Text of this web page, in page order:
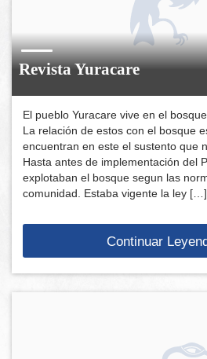
Revista Yuracare
El pueblo Yuracare vive en el
La relación de estos con el bosque
encuentran en este el sustento que
Hasta antes de implementación del
explotaban el bosque segun las
comunidad. Estaba vigente la ley […]
Continuar